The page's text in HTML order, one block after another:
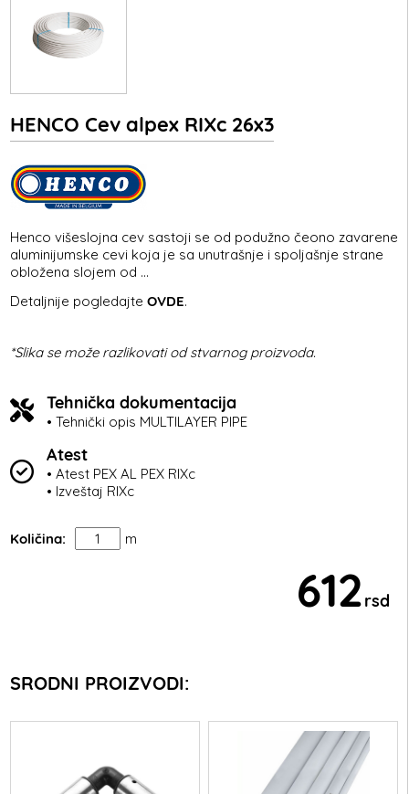
HENCO Cev alpex RIXc 26x3
Henco višeslojna cev sastoji se od podužno čeono zavarene
aluminijumske cevi koja je sa unutrašnje i spoljašnje strane
obložena slojem od ...
Detaljnije pogledajteOVDE.
*Slika se može razlikovati od stvarnog proizvoda.
Tehnička dokumentacija
• Tehnički opis MULTILAYER PIPE
Atest
• Atest PEX AL PEX RIXc
• Izveštaj RIXc
Količina: m
612rsd
SRODNI PROIZVODI: